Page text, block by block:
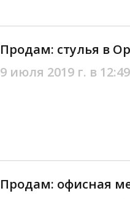
Продам: стулья в
9 июля 2019 г. в 12:49
Продам: офисная